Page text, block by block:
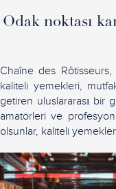
Odak noktası
Chaîne des
kaliteli yemekleri,
getiren uluslararası bir
amatörleri ve
olsunlar, kaliteli